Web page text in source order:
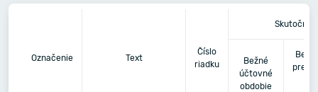
Označenie Text
Číslo
riadku
Bežné
účtovné
obdobie